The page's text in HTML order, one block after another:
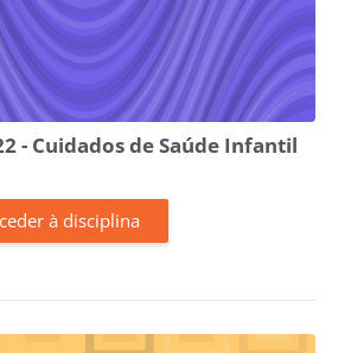
- Cuidados de Saúde Infantil
à disciplina